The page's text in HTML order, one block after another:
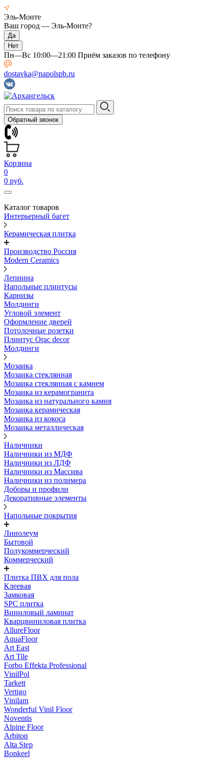
Эль-Монте
Ваш город — Эль-Монте?
Пн—Вс 10:00—21:00 Приём заказов по телефону
dostavka@napolspb.ru
Обратный звонок
Корзина
0
0 руб.
Каталог товаров
Интерьерный багет
Керамическая плитка
Производство Россия
Modern Ceramics
Лепнина
Напольные плинтусы
Карнизы
Молдинги
Угловой элемент
Оформление дверей
Потолочные розетки
Плинтус Orac decor
Молдинги
Мозаика
Мозаика стеклянная
Мозаика стеклянная с камнем
Мозаика из керамогранита
Мозаика из натурального камня
Мозаика керамическая
Мозаика из кокоса
Мозаика металлическая
Наличники
Наличники из МДФ
Наличники из ЛДФ
Наличники из Массива
Наличники из полимера
Доборы и профили
Декоративные элементы
Напольные покрытия
Линолеум
Бытовой
Полукоммерческий
Коммерческий
Плитка ПВХ для пола
Клеевая
Замковая
SPC плитка
Виниловый ламинат
Кварцвиниловая плитка
AllureFloor
AquaFloor
Art East
Art Tile
Forbo Effekta Professional
VinilPol
Tarkett
Vertigo
Vinilam
Wonderful Vinil Floor
Noventis
Alpine Floor
Arbiton
Alta Step
Bonkeel